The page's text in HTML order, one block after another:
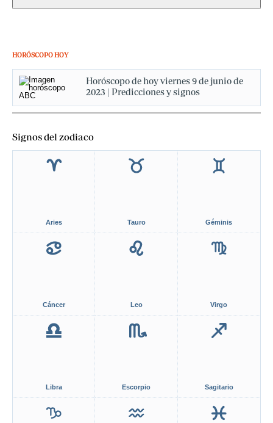
HORÓSCOPO HOY
Horóscopo de hoy viernes 9 de junio de
2023 | Predicciones y signos
Signos del zodiaco
Aries Tauro Géminis
Cáncer Leo Virgo
Libra Escorpio Sagitario